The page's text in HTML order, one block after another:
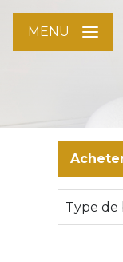
MENU
De
Type de